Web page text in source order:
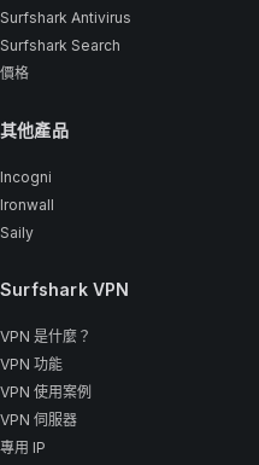
Surfshark Antivirus
Surfshark Search
價格
其他產品
Incogni
Ironwall
Saily
Surfshark VPN
VPN 是什麼？
VPN 功能
VPN 使用案例
VPN 伺服器
專用 IP